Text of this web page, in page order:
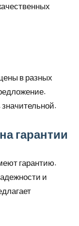
в разных
гарантии
гарантию.
и